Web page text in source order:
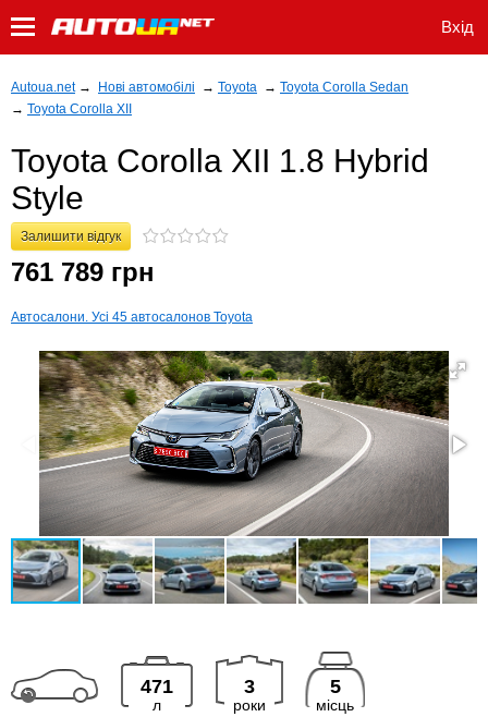
Вхід
Autoua.net → Нові автомобілі → Toyota → Toyota Corolla Sedan
→ Toyota Corolla XII
Toyota Corolla XII 1.8 Hybrid
Style
Залишити відгук
761 789 грн
Автосалони. Усі 45 автосалонов Toyota
471
л
3
роки
5
місць